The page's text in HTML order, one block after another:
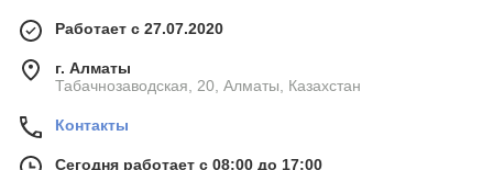
Работает с 27.07.2020
г. Алматы
Табачнозаводская, 20, Алматы, Казахстан
Контакты
Сегодня работает с 08:00 до 17:00